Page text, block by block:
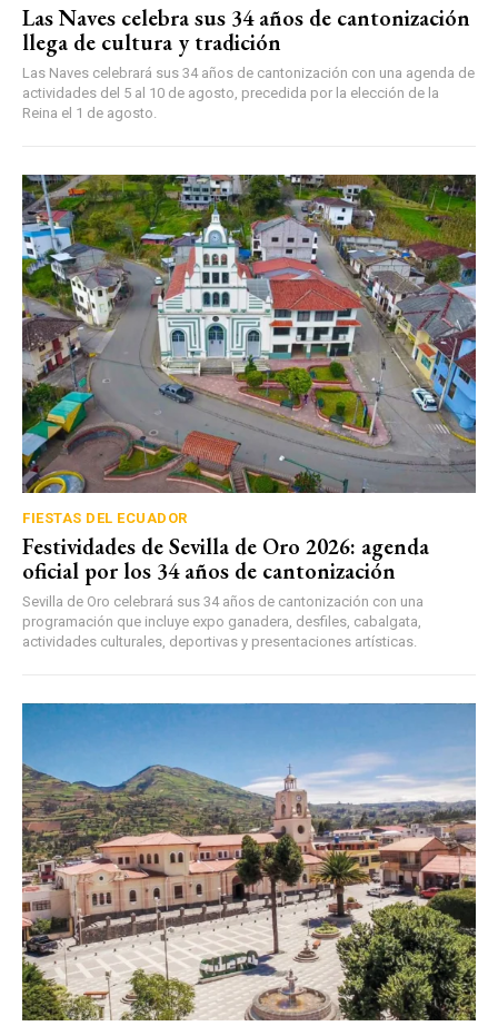
Las Naves celebra sus 34 años de cantonización
llega de cultura y tradición
Las Naves celebrará sus 34 años de cantonización con una agenda de
actividades del 5 al 10 de agosto, precedida por la elección de la
Reina el 1 de agosto.
FIESTAS DEL ECUADOR
Festividades de Sevilla de Oro 2026: agenda
oficial por los 34 años de cantonización
Sevilla de Oro celebrará sus 34 años de cantonización con una
programación que incluye expo ganadera, desfiles, cabalgata,
actividades culturales, deportivas y presentaciones artísticas.